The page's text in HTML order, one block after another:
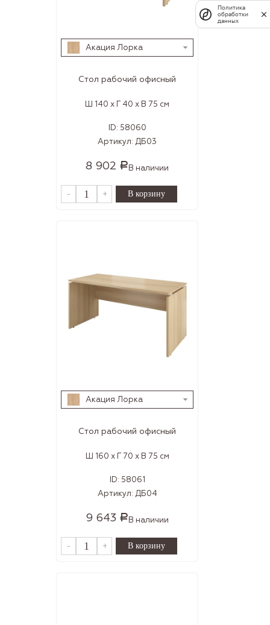
Акация Лорка
Стол рабочий офисный
Ш 140 x Г 40 x В 75 см
ID: 58060
Артикул: ДБ03
8 902 Р В наличии
- +
Акация Лорка
Стол рабочий офисный
Ш 160 x Г 70 x В 75 см
ID: 58061
Артикул: ДБ04
9 643 Р В наличии
- +
Политика
обработки
данных